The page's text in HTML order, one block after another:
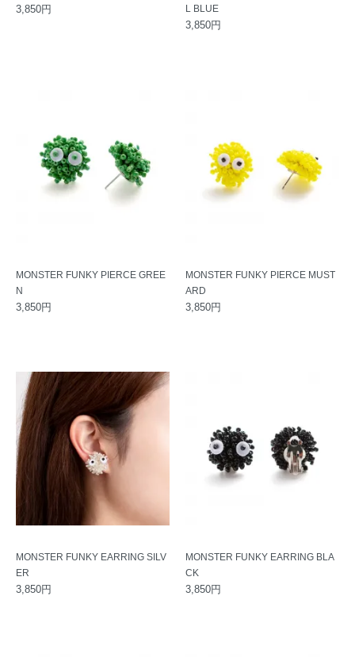
3,850円
L BLUE
3,850円
MONSTER FUNKY PIERCE GREE
N
3,850円
MONSTER FUNKY PIERCE MUST
ARD
3,850円
MONSTER FUNKY EARRING SILV
ER
3,850円
MONSTER FUNKY EARRING BLA
CK
3,850円